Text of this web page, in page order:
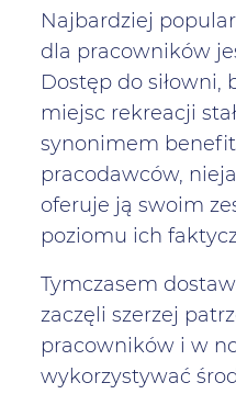
Najbardziej
dla pracowników
Dostęp do siłowni,
miejsc rekreacji
synonimem
pracodawców,
oferuje ją swoim
poziomu ich
Tymczasem
zaczęli szerzej
pracowników i w
wykorzystywać